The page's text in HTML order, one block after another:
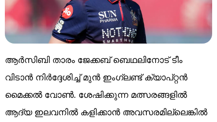
ആര്‍സിബി താരം ജേക്കബ് ബെഥലിനോട് ടീം
വിടാന്‍ നിര്‍ദ്ദേശിച്ച് മുന്‍ ഇംഗ്ലണ്ട് ക്യാപ്റ്റന്‍
മൈക്കല്‍ വോണ്‍. ശേഷിക്കുന്ന മത്സരങ്ങളിൽ
ആദ്യ ഇലവനിൽ കളിക്കാൻ അവസരമില്ലെങ്കിൽ